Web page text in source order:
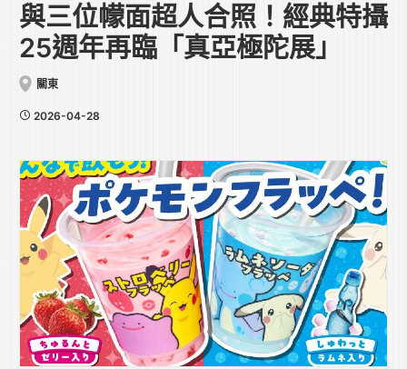
與三位幪面超人合照！經典特攝
25週年再臨「真亞極陀展」
關東
2026-04-28